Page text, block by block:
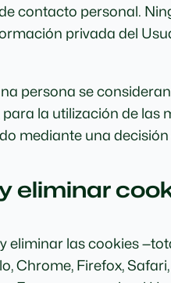
contacto personal.
privada del
persona se
la utilización de
mediante una
eliminar
eliminar las cookies
Chrome, Firefox,